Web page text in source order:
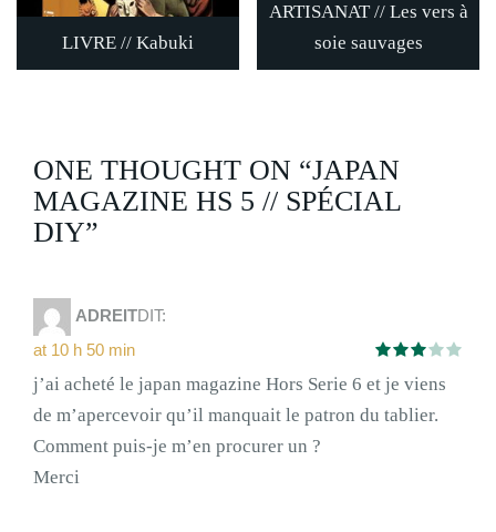
LIVRE // Kabuki
ARTISANAT // Les vers à
soie sauvages
ONE THOUGHT ON “JAPAN
MAGAZINE HS 5 // SPÉCIAL
DIY”
ADREITDIT:
at 10 h 50 min
j’ai acheté le japan magazine Hors Serie 6 et je viens
de m’apercevoir qu’il manquait le patron du tablier.
Comment puis-je m’en procurer un ?
Merci